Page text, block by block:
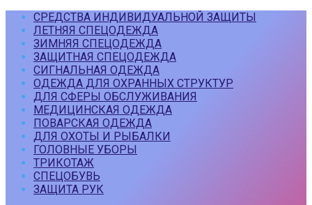
СРЕДСТВА ИНДИВИДУАЛЬНОЙ ЗАЩИТЫ
ЛЕТНЯЯ СПЕЦОДЕЖДА
ЗИМНЯЯ СПЕЦОДЕЖДА
ЗАЩИТНАЯ СПЕЦОДЕЖДА
СИГНАЛЬНАЯ ОДЕЖДА
ОДЕЖДА ДЛЯ ОХРАННЫХ СТРУКТУР
ДЛЯ СФЕРЫ ОБСЛУЖИВАНИЯ
МЕДИЦИНСКАЯ ОДЕЖДА
ПОВАРСКАЯ ОДЕЖДА
ДЛЯ ОХОТЫ И РЫБАЛКИ
ГОЛОВНЫЕ УБОРЫ
ТРИКОТАЖ
СПЕЦОБУВЬ
ЗАЩИТА РУК